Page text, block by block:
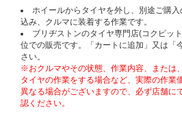
ホイールからタイヤを外し、別途ご購
込み、クルマに装着する作業です。
ブリヂストンのタイヤ専門店(コクピッ
位での販売です。「カートに追加」又は「
さい。
※おクルマやその状態、作業内容、または
タイヤの作業をする場合など、実際の作業
異なる場合がございますので、必ず店舗に
認ください。